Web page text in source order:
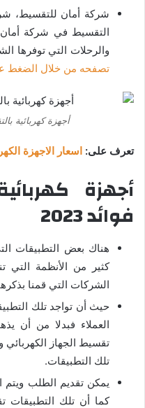
شركة أمان للتقسيط،
والرحلات التي توفرها
تصفحه من خلال الضغط
أجهزة كهربائية
تعرف على: اسعار الاجهزة
أجهزة
فوائد 2023
هناك بعض التطبيقات
كثير من الأنظمة التي
الشركات التي قمنا
حيث أن تواجد تلك
العملاء فبدلا من أن
تقسيط الجهاز
تلك التطبيقات.
يمكن تقديم الطلب
كما أن تلك التطبيقات